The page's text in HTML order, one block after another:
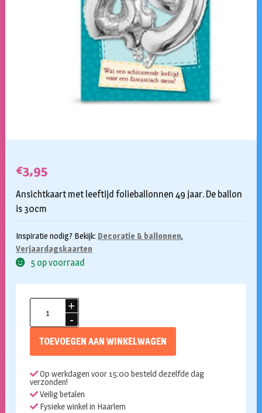
€3,95
Ansichtkaart met leeftijd folieballonnen 49 jaar. De ballon
is 30cm
Inspiratie nodig? Bekijk: Decoratie & ballonnen,
Verjaardagskaarten
5 op voorraad
aantal
TOEVOEGEN AAN WINKELWAGEN
Op werkdagen voor 15:00 besteld dezelfde dag
verzonden!
Veilig betalen
Fysieke winkel in Haarlem